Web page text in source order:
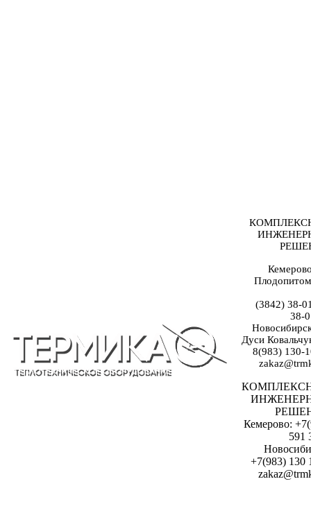
(3842) 38-
38-
Дуси
8(983) 130-
Кемерово:
591
+7(983) 130